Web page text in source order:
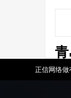
正信网络做